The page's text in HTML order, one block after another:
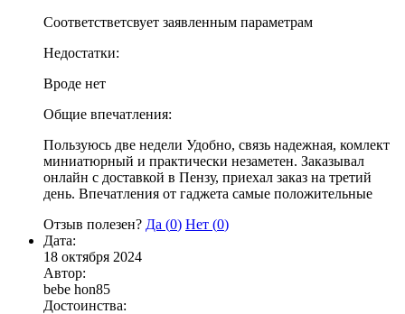
Соответстветсвует заявленным параметрам
Недостатки:
Вроде нет
Общие впечатления:
Пользуюсь две недели Удобно, связь надежная, комлект
миниатюрный и практически незаметен. Заказывал
онлайн с доставкой в Пензу, приехал заказ на третий
день. Впечатления от гаджета самые положительные
Отзыв полезен? Да (0) Нет (0)
Дата:
18 октября 2024
Автор:
bebe hon85
Достоинства: